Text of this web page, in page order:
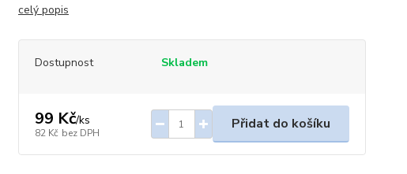
celý popis
Dostupnost Skladem
99 Kč/ks
82 Kč bez DPH
Přidat do košíku